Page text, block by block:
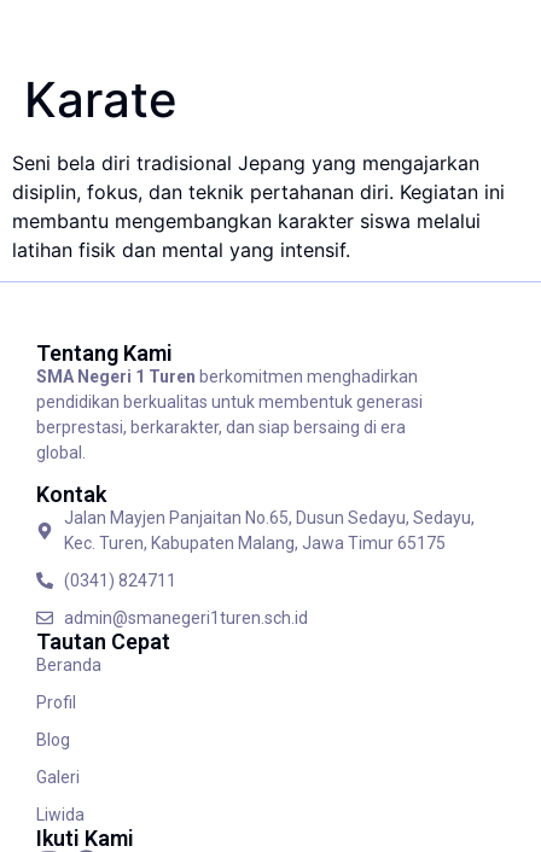
Karate
Seni bela diri tradisional Jepang yang mengajarkan
disiplin, fokus, dan teknik pertahanan diri. Kegiatan ini
membantu mengembangkan karakter siswa melalui
latihan fisik dan mental yang intensif.
Tentang Kami
SMA Negeri 1 Turen berkomitmen menghadirkan
pendidikan berkualitas untuk membentuk generasi
berprestasi, berkarakter, dan siap bersaing di era
global.
Kontak
Jalan Mayjen Panjaitan No.65, Dusun Sedayu, Sedayu,
Kec. Turen, Kabupaten Malang, Jawa Timur 65175
(0341) 824711
admin@smanegeri1turen.sch.id
Tautan Cepat
Beranda
Profil
Blog
Galeri
Liwida
Ikuti Kami